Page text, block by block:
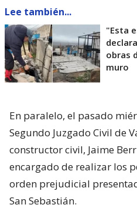
Lee también...
"Esta
obras
muro
En paralelo, el pasado
Segundo Juzgado Civil de
constructor civil, Jaime
encargado de realizar los
orden prejudicial
San Sebastián.